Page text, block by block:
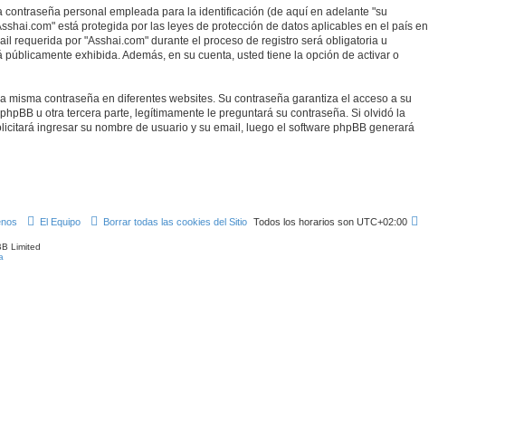
personal empleada para la identificación (de aquí en adelante "su
está protegida por las leyes de protección de datos aplicables en el país en
requerida por "Asshai.com" durante el proceso de registro será obligatoria u
exhibida. Además, en su cuenta, usted tiene la opción de activar o
contraseña en diferentes websites. Su contraseña garantiza el acceso a su
u otra tercera parte, legítimamente le preguntará su contraseña. Si olvidó la
ingresar su nombre de usuario y su email, luego el software phpBB generará
Todos los horarios son UTC+02:00
Borrar todas las cookies del Sitio
El Equipo
Limited